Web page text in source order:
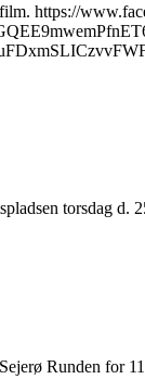
film. https://
torsdag
Runden for